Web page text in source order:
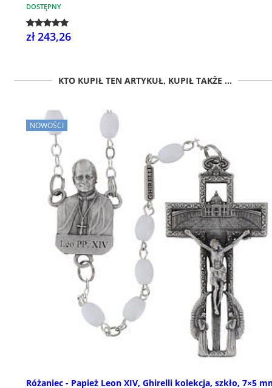
DOSTĘPNY
zł 243,26
KTO KUPIŁ TEN ARTYKUŁ, KUPIŁ TAKŻE ...
NOWOŚCI
Różaniec - Papież Leon XIV, Ghirelli kolekcja, szkło, 7×5